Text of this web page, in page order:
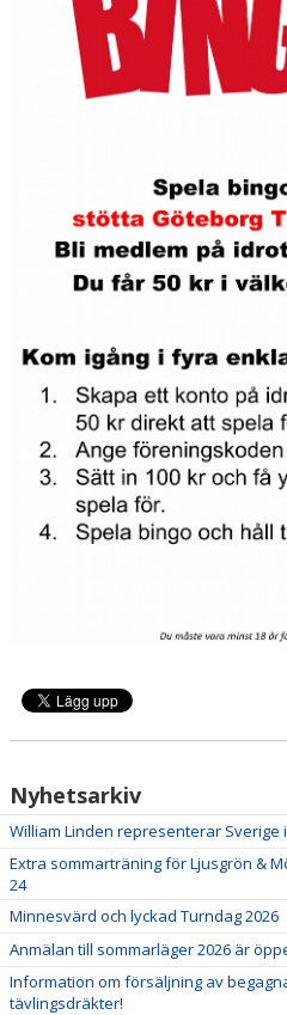
HALLSCHEMA VT2026
MAJVOLTEN
Nyhetsarkiv
William Linden representerar Sverige
Extra sommarträning för Ljusgrön &
24
Minnesvärd och lyckad Turndag 2026
Anmälan till sommarläger 2026 är
Information om försäljning av
tävlingsdräkter!